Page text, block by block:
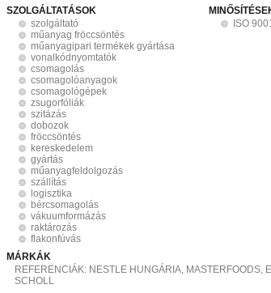
SZOLGÁLTATÁSOK
szolgáltató
műanyag fröccsöntés
műanyagipari termékek gyártása
vonalkódnyomtatók
csomagolás
csomagolóanyagok
csomagológépek
zsugorfóliák
szitázás
dobozok
fröccsöntés
kereskedelem
gyártás
műanyagfeldolgozás
szállítás
logisztika
bércsomagolás
vákuumformázás
raktározás
flakonfúvás
ISO
MÁRKÁK
REFERENCIÁK: NESTLE HUNGÁRIA, MASTERFOODS,
SCHOLL